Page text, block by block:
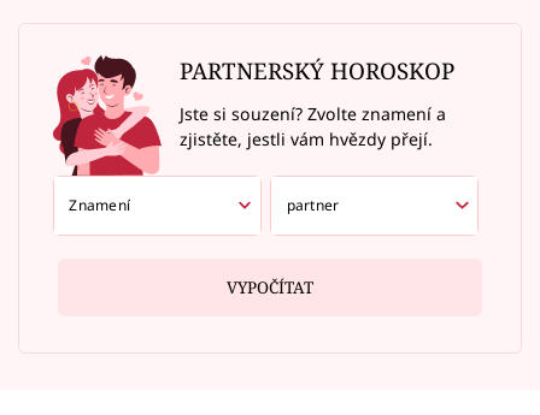
PARTNERSKÝ HOROSKOP
Jste si souzení? Zvolte znamení a
zjistěte, jestli vám hvězdy přejí.
VYPOČÍTAT